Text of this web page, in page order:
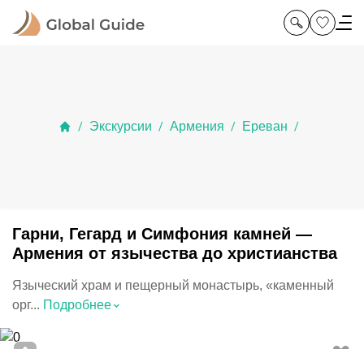
/ Экскурсии / Армения / Ереван /
Гарни, Гегард и Симфония камней —
Армения от язычества до христианства
Языческий храм и пещерный монастырь, «каменный
орг... Подробнее⌃